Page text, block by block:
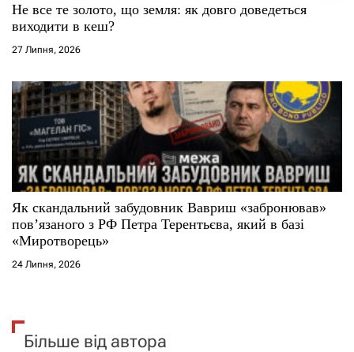
Не все те золото, що земля: як довго доведеться
виходити в кеш?
27 Липня, 2026
Як скандальний забудовник Вавриш «забронював»
повʼязаного з РФ Петра Терентьєва, який в базі
«Миротворець»
24 Липня, 2026
Більше від автора